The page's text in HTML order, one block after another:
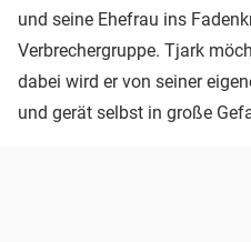
und seine Ehefrau ins
Verbrechergruppe. Tjark
dabei wird er von seiner
und gerät selbst in große